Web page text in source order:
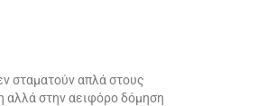
σταματούν απλά στους
αλλά στην αειφόρο δόμηση